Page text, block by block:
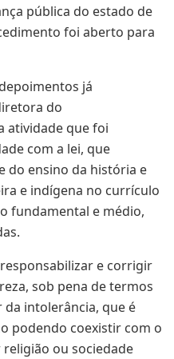
pública do estado de
foi aberto para
já
do
atividade que foi
com a lei, que
do ensino da história e
e indígena no currículo
fundamental e médio,
e corrigir
sob pena de termos
intolerância, que é
podendo coexistir com o
ou sociedade